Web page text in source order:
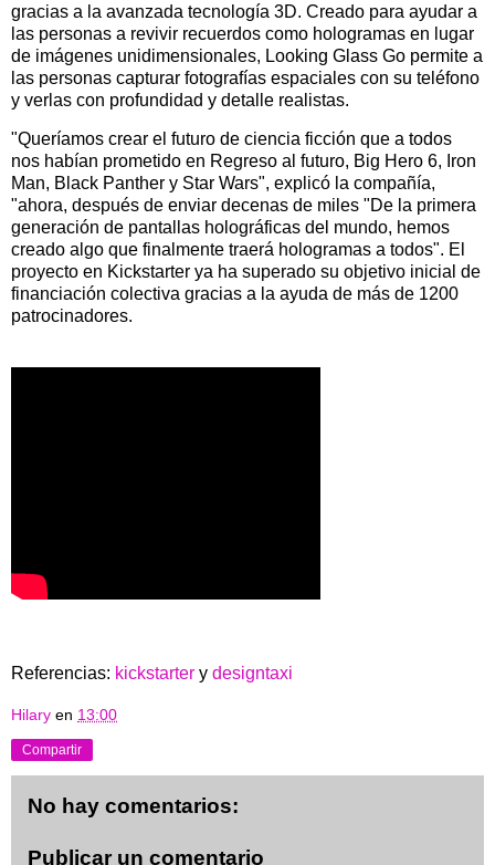
gracias a la avanzada tecnología 3D. Creado para ayudar a
las personas a revivir recuerdos como hologramas en lugar
de imágenes unidimensionales, Looking Glass Go permite a
las personas capturar fotografías espaciales con su teléfono
y verlas con profundidad y detalle realistas.
"Queríamos crear el futuro de ciencia ficción que a todos
nos habían prometido en Regreso al futuro, Big Hero 6, Iron
Man, Black Panther y Star Wars", explicó la compañía,
"ahora, después de enviar decenas de miles "De la primera
generación de pantallas holográficas del mundo, hemos
creado algo que finalmente traerá hologramas a todos". El
proyecto en Kickstarter ya ha superado su objetivo inicial de
financiación colectiva gracias a la ayuda de más de 1200
patrocinadores.
Referencias: kickstarter y designtaxi
Hilary en 13:00
Compartir
No hay comentarios:
Publicar un comentario